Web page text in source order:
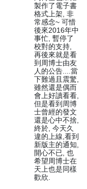
製作了電子書
格式上架, 非
常感念~ 可惜
後來2016年中
事忙, 暫停了
校對的支持,
再後來就是看
到周博士由友
人的公告....當
下難過且震驚,
雖然還是偶而
會上好讀看看,
但是看到周博
士曾經的發文
還是心中不捨,
終於, 今天久
違的上線,看到
新版主的通知,
開心不已, 也
希望周博士在
天上也是同樣
歡欣.